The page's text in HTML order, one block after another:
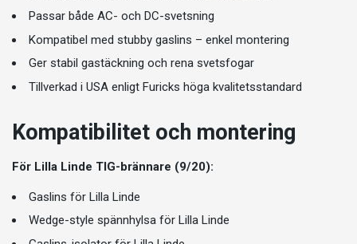
Passar både AC- och DC-svetsning
Kompatibel med stubby gaslins – enkel montering
Ger stabil gastäckning och rena svetsfogar
Tillverkad i USA enligt Furicks höga kvalitetsstandard
Kompatibilitet och montering
För Lilla Linde TIG-brännare (9/20):
Gaslins för Lilla Linde
Wedge-style spännhylsa för Lilla Linde